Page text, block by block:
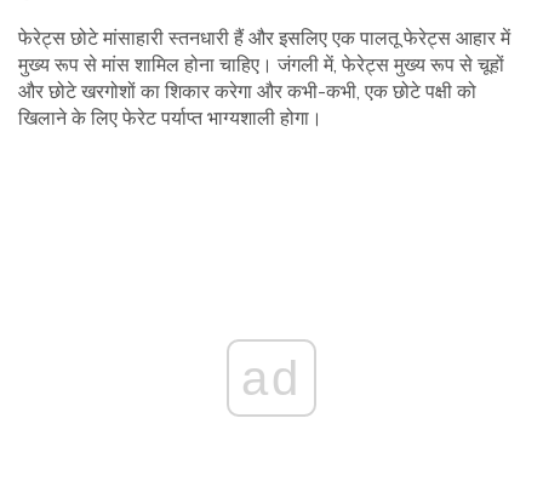
फेरेट्स छोटे मांसाहारी स्तनधारी हैं और इसलिए एक पालतू फेरेट्स आहार में
मुख्य रूप से मांस शामिल होना चाहिए। जंगली में, फेरेट्स मुख्य रूप से चूहों
और छोटे खरगोशों का शिकार करेगा और कभी-कभी, एक छोटे पक्षी को
खिलाने के लिए फेरेट पर्याप्त भाग्यशाली होगा।
ad